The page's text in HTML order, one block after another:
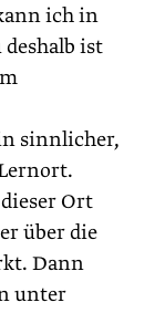
ich in
ist
sinnlicher,
Ort
über die
Dann
unter